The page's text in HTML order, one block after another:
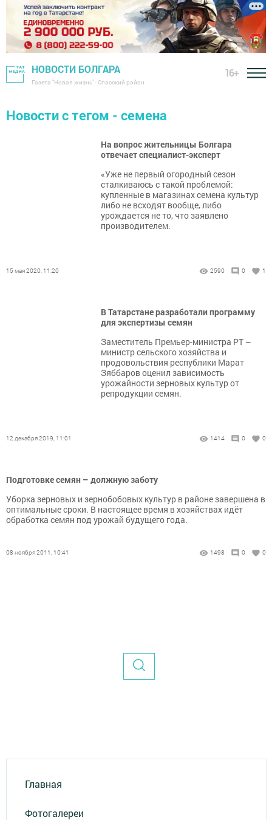
НОВОСТИ БОЛГАРА
Газета "Новая жизнь" - Спасский район
16+
Новости с тегом - семена
На вопрос жительницы Болгара
отвечает специалист-эксперт
«Уже не первый огородный сезон
сталкиваюсь с такой проблемой:
купленные в магазинах семена культур
либо не всходят вообще, либо
урождается не то, что заявлено
производителем.
15 мая 2020, 11:20 2590 0 1
В Татарстане разработали программу
для экспертизы семян
​​​​​​​Заместитель Премьер-министра РТ –
министр сельского хозяйства и
продовольствия республики Марат
Зяббаров оценил зависимость
урожайности зерновых культур от
репродукции семян.
12 декабря 2019, 11:01 1414 0 0
Подготовке семян – должную заботу
Уборка зерновых и зернобобовых культур в районе завершена в
оптимальные сроки. В настоящее время в хозяйствах идёт
обработка семян под урожай будущего года.
08 ноября 2011, 10:41 1498 0 0
Главная
Фотогалереи